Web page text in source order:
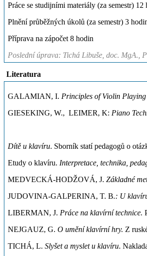
Práce se studijními materiály (za semestr) 12
Plnění průběžných úkolů (za semestr) 3
Příprava na zápočet 8 hodin
Poslední úprava: Tichá Libuše, doc. MgA.,
Literatura
GALAMIAN, I. Principles of Violin
GIESEKING, W., LEIMER, K: Piano
Dítě u klavíru. Sborník statí pedagogů o
Etudy o klavíru. Interpretace, technika,
MEDVECKÁ-HODŽOVÁ, J. Základné
JUDOVINA-GALPERINA, T. B.: U
LIBERMAN, J. Práce na klavírní technice.
NEJGAUZ, G. O umění klavírní hry. Z
TICHÁ, L. Slyšet a myslet u klavíru.